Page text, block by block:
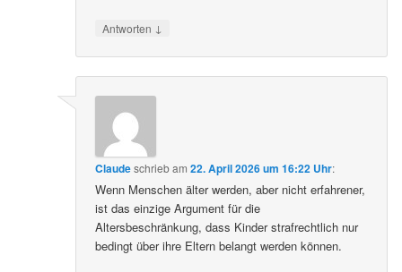
Antworten ↓
Claudeschriebam22. April 2026 um 16:22 Uhr:
Wenn Menschen älter werden, aber nicht erfahrener,
ist das einzige Argument für die
Altersbeschränkung, dass Kinder strafrechtlich nur
bedingt über ihre Eltern belangt werden können.